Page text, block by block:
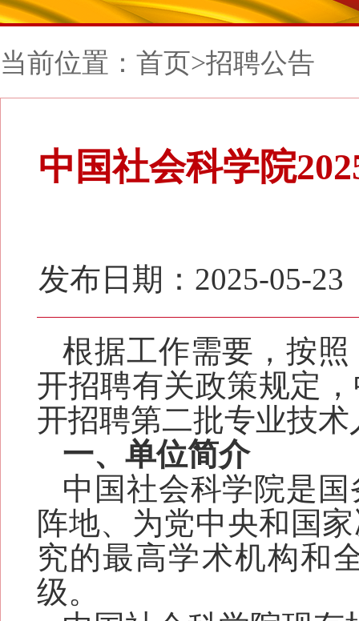
当前位置： 首页>招聘公告
中国社会科学院
发布日期：2025-05-23
根据工作需要，按照
开招聘有关政策规定
开招聘第二批专业技术
一、单位简介
中国社会科学院是
阵地、为党中央和国
究的最高学术机构和
级。